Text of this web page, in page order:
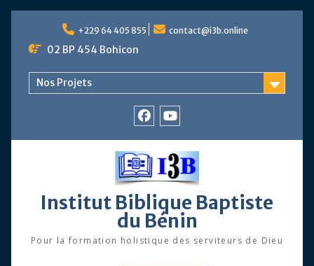
content
+229 64 405 855 contact@i3b.online
02 BP 454 Bohicon
Nos Projets
Youtube
Institut Biblique Baptiste
du Bénin
Pour la formation holistique des serviteurs de Dieu